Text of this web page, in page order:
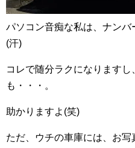
パソコン音痴な私は、ナン
(汗)
コレで随分ラクになります
も・・・。
助かりますよ(笑)
ただ、ウチの車庫には、お写